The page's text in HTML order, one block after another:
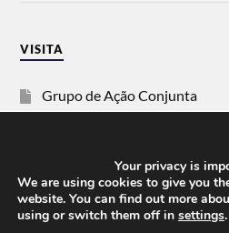
VISITA
Grupo de Ação Conjunta
Vida Justa
dezanove
Your privacy is
We are using cookies to give you
website. You can find out more
using or switch them off in settings.